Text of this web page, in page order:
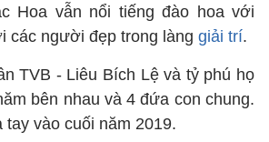
Hoa vẫn nổi tiếng đào hoa với
các người đẹp trong làng giải trí.
TVB - Liêu Bích Lệ và tỷ phú họ
bên nhau và 4 đứa con chung.
tay vào cuối năm 2019.